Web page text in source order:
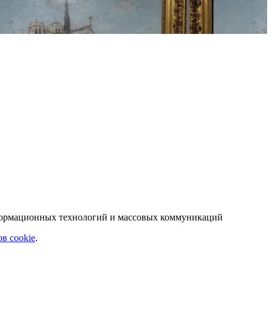
технологий и массовых коммуникаций
cookie.